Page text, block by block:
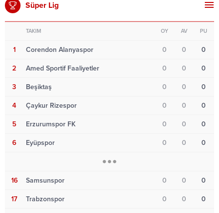
Süper Lig
TAKIM OY AV PU
1 Corendon Alanyaspor 0 0 0
2 Amed Sportif Faaliyetler 0 0 0
3 Beşiktaş 0 0 0
4 Çaykur Rizespor 0 0 0
5 Erzurumspor FK 0 0 0
6 Eyüpspor 0 0 0
16 Samsunspor 0 0 0
17 Trabzonspor 0 0 0